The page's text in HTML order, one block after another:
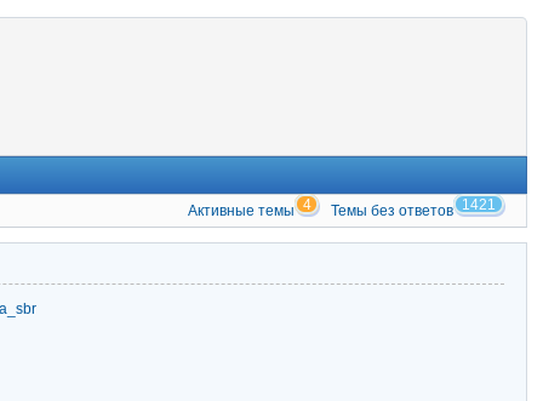
Активные темы 4 Темы без ответов 1421